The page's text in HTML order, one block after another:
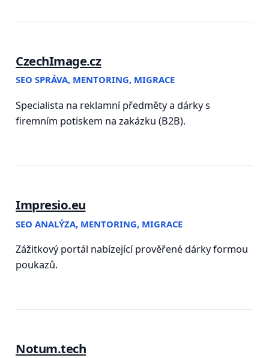
CzechImage.cz
SEO SPRÁVA, MENTORING, MIGRACE
Specialista na reklamní předměty a dárky s
firemním potiskem na zakázku (B2B).
Impresio.eu
SEO ANALÝZA, MENTORING, MIGRACE
Zážitkový portál nabízející prověřené dárky formou
poukazů.
Notum.tech